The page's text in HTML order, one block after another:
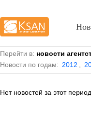
Перейти в: новости
Новости по годам: 2012
Нет новостей за этот период